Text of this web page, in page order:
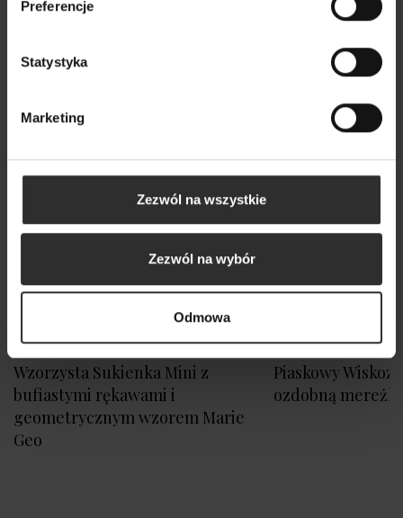
Preferencje
Statystyka
Marketing
Zezwól na wszystkie
Zezwól na wybór
Odmowa
Wzorzysta Sukienka Mini z
bufiastymi rękawami i
geometrycznym wzorem Marie
Geo
Piaskowy
ozdobną